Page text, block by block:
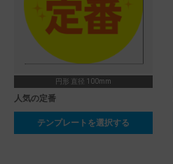
円形 直径 100mm
人気の定番
テンプレートを選択する